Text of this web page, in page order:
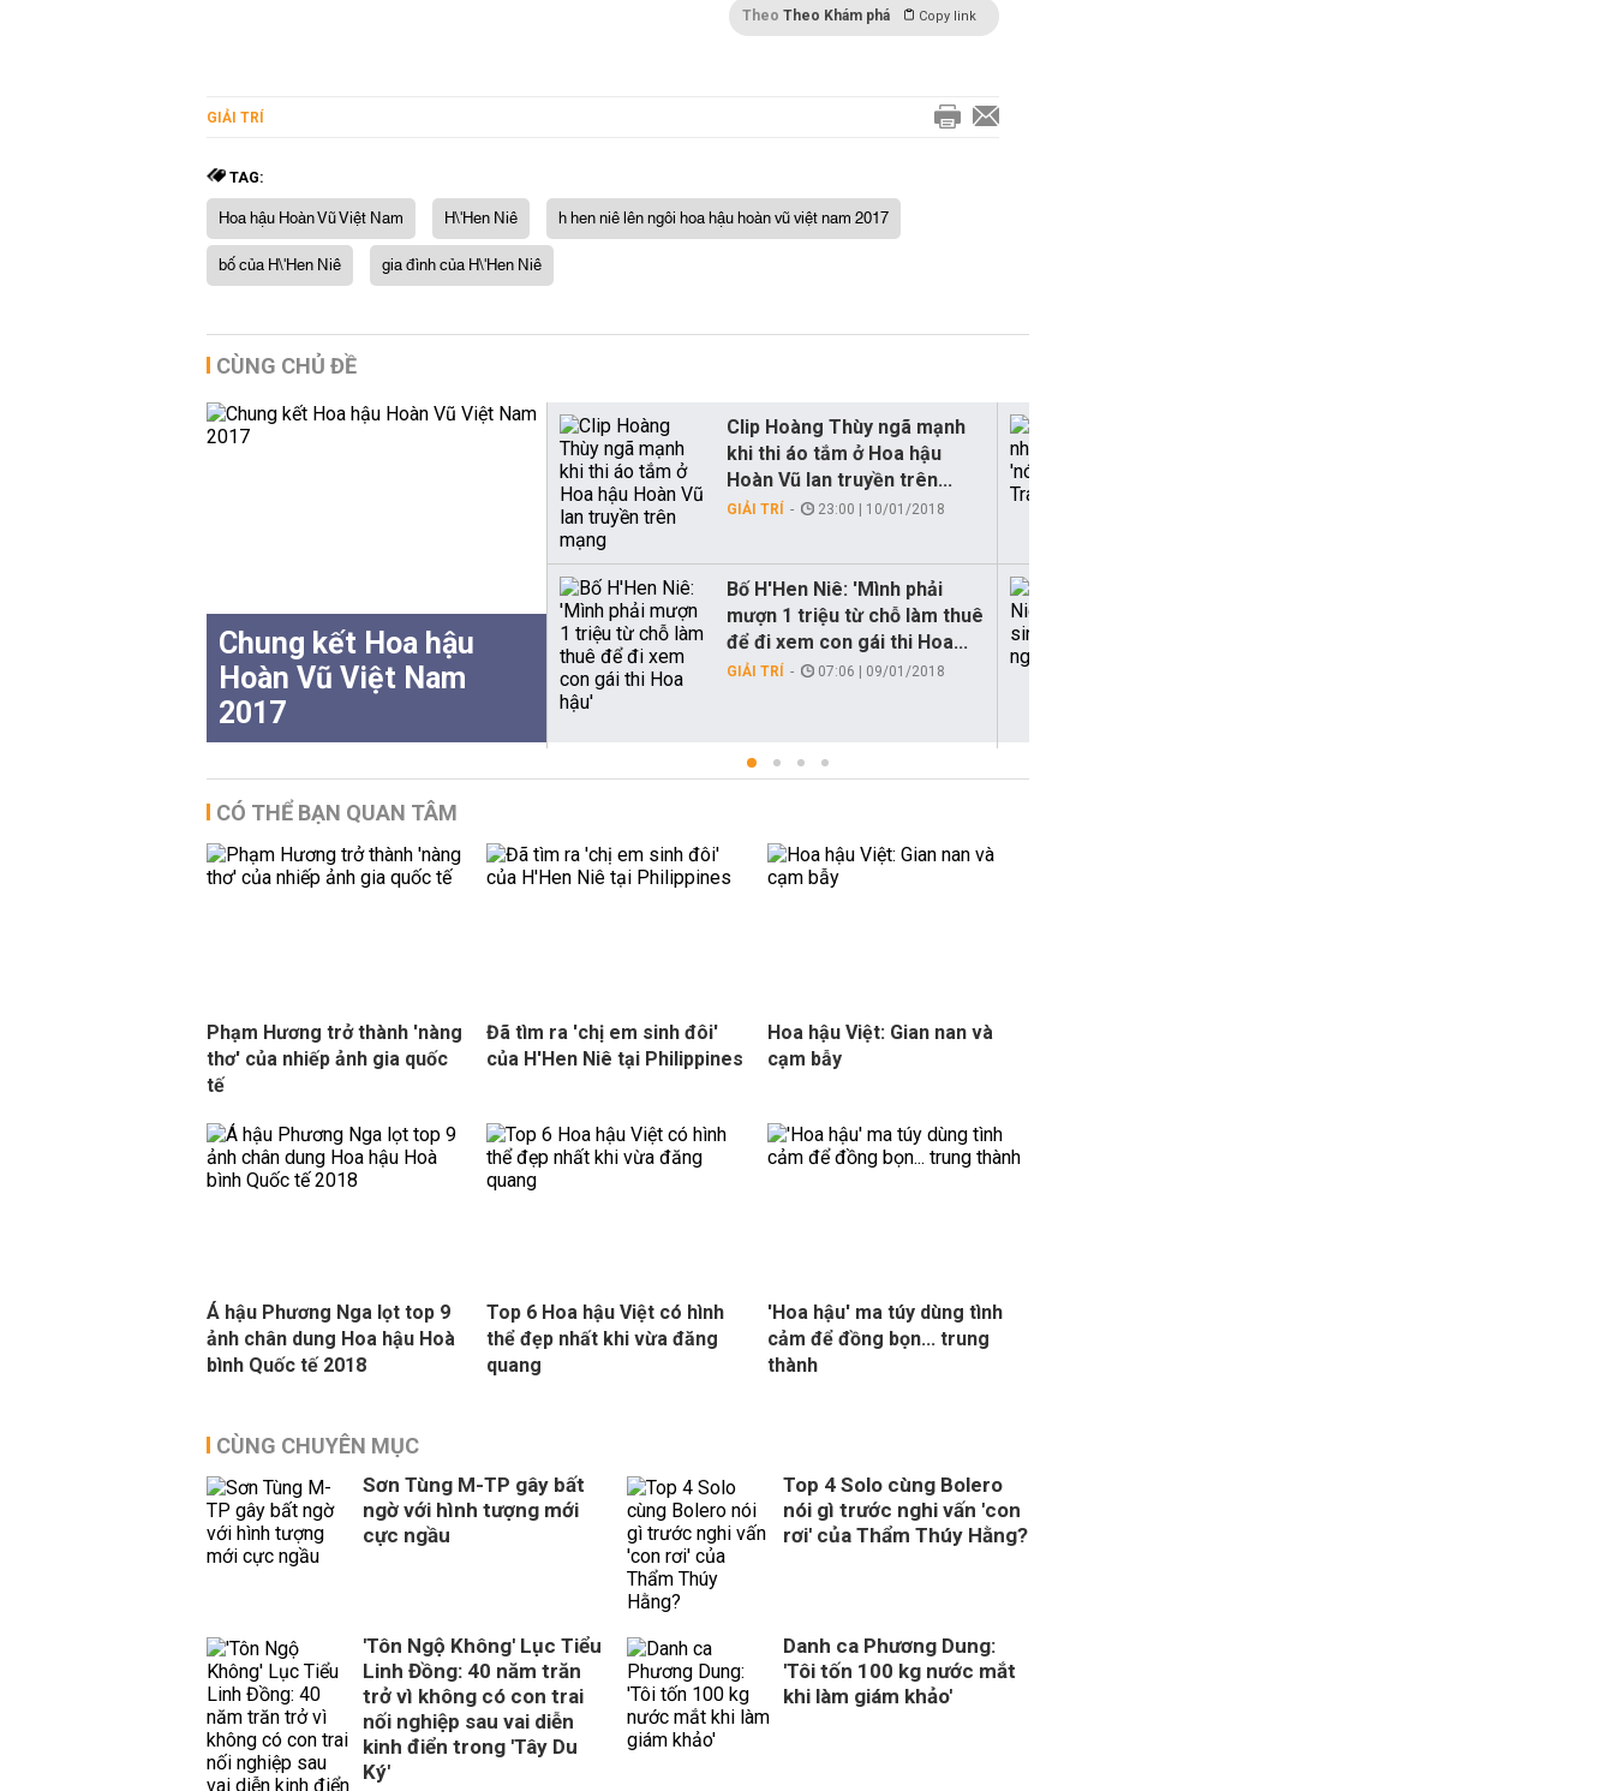
Theo Theo Khám phá Copy link
GIẢI TRÍ
TAG:
Hoa hậu Hoàn Vũ Việt Nam H\'Hen Niê
h hen niê lên ngôi hoa hậu hoàn vũ việt nam 2017
bố của H\'Hen Niê
gia đình của H\'Hen Niê
CÙNG CHỦ ĐỀ
Chung kết Hoa hậu
Hoàn Vũ Việt Nam
2017
Clip Hoàng Thùy ngã mạnh
khi thi áo tắm ở Hoa hậu
Hoàn Vũ lan truyền trên...
GIẢI TRÍ 23:00 | 10/01/2018
Bố H'Hen Niê: 'Mình phải
mượn 1 triệu từ chỗ làm thuê
để đi xem con gái thi Hoa...
GIẢI TRÍ 07:06 | 09/01/2018
CÓ THỂ BẠN QUAN TÂM
Phạm Hương trở thành 'nàng
thơ' của nhiếp ảnh gia quốc
tế
Đã tìm ra 'chị em sinh đôi'
của H'Hen Niê tại Philippines
Hoa hậu Việt: Gian nan và
cạm bẫy
Á hậu Phương Nga lọt top 9
ảnh chân dung Hoa hậu Hoà
bình Quốc tế 2018
Top 6 Hoa hậu Việt có hình
thể đẹp nhất khi vừa đăng
quang
'Hoa hậu' ma túy dùng tình
cảm để đồng bọn... trung
thành
CÙNG CHUYÊN MỤC
Sơn Tùng M-TP gây bất
ngờ với hình tượng mới
cực ngầu
Top 4 Solo cùng Bolero
nói gì trước nghi vấn 'con
rơi' của Thẩm Thúy Hằng?
'Tôn Ngộ Không' Lục Tiểu
Linh Đồng: 40 năm trăn
trở vì không có con trai
nối nghiệp sau vai diễn
kinh điển trong 'Tây Du
Ký'
Danh ca Phương Dung:
'Tôi tốn 100 kg nước mắt
khi làm giám khảo'